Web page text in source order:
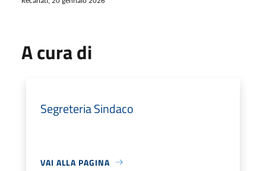
A cura di
Segreteria Sindaco
VAI ALLA PAGINA